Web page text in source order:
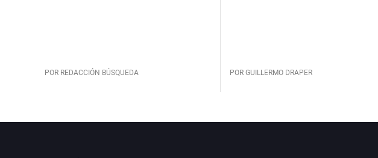
POR REDACCIÓN BÚSQUEDA POR GUILLERMO DRAPER